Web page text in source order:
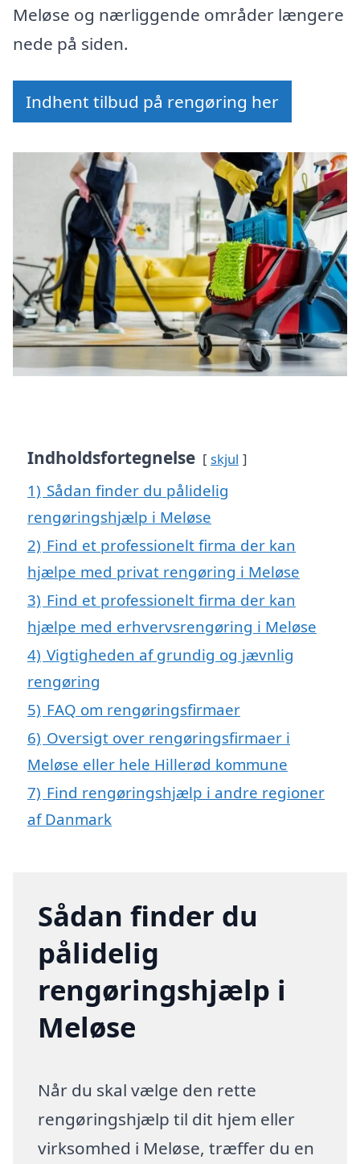
Meløse og nærliggende områder længere
nede på siden.
Indhent tilbud på rengøring her
Indholdsfortegnelse skjul
1) Sådan finder du pålidelig
rengøringshjælp i Meløse
2) Find et professionelt firma der kan
hjælpe med privat rengøring i Meløse
3) Find et professionelt firma der kan
hjælpe med erhvervsrengøring i Meløse
4) Vigtigheden af grundig og jævnlig
rengøring
5) FAQ om rengøringsfirmaer
6) Oversigt over rengøringsfirmaer i
Meløse eller hele Hillerød kommune
7) Find rengøringshjælp i andre regioner
af Danmark
Sådan finder du
pålidelig
rengøringshjælp i
Meløse
Når du skal vælge den rette
rengøringshjælp til dit hjem eller
virksomhed i Meløse, træffer du en